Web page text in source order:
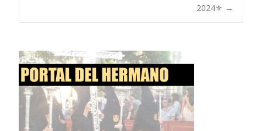
entradas
2024⚜ →